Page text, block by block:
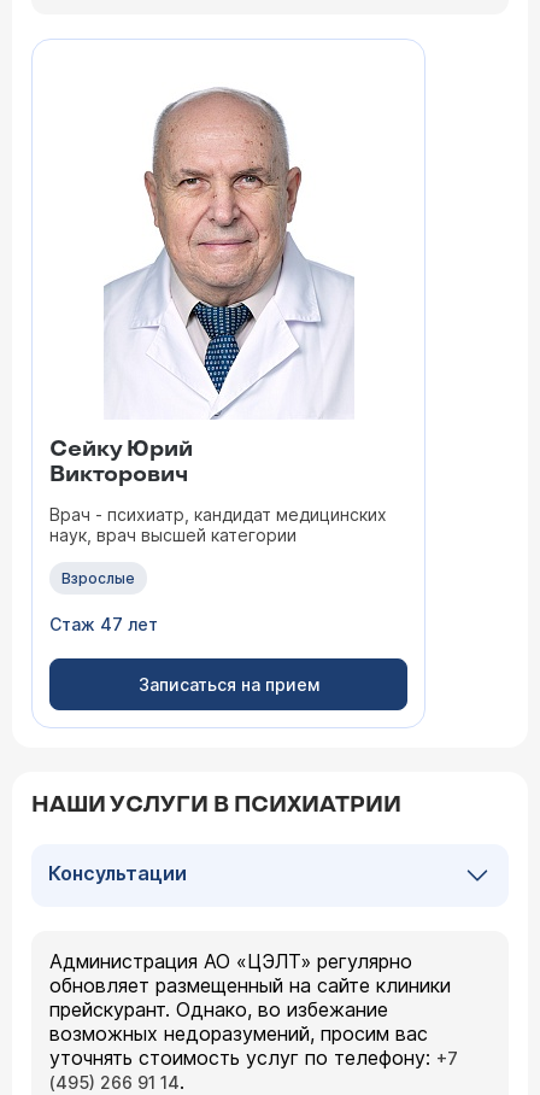
Сейку Юрий
Викторович
Врач - психиатр, кандидат медицинских
наук, врач высшей категории
Взрослые
Стаж 47 лет
Записаться на прием
НАШИ УСЛУГИ В ПСИХИАТРИИ
Консультации
Администрация АО «ЦЭЛТ» регулярно
обновляет размещенный на сайте клиники
прейскурант. Однако, во избежание
возможных недоразумений, просим вас
уточнять стоимость услуг по телефону: +7
(495) 266 91 14.